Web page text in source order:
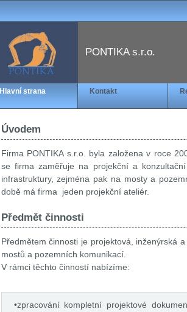
PONTIKA s.r.o.
Hlavní strana Kontakt
Úvodem
Firma PONTIKA s.r.o. byla založena v roce
se firma zaměřuje na projekční a
infrastruktury, zejména pak na mosty a
době má firma jeden projekční ateliér.
Předmět činnosti
Předmětem činnosti je projektová, inženýrská
mostů a pozemních komunikací.
V rámci těchto činností nabízíme:
•zpracování kompletní projektové